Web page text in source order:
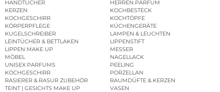
HANDTÜCHER
HERREN PARFUM
KERZEN
KOCHBESTECK
KOCHGESCHIRR
KOCHTÖPFE
KÖRPERPFLEGE
KÜCHENGERÄTE
KUGELSCHREIBER
LAMPEN & LEUCHTEN
LEINTÜCHER & BETTLAKEN
LIPPENSTIFT
LIPPEN MAKE UP
MESSER
MÖBEL
NAGELLACK
UNISEX PARFUMS
PEELING
KOCHGESCHIRR
PORZELLAN
RASIERER & RASUR ZUBEHÖR
RAUMDÜFTE & KERZEN
TEINT | GESICHTS MAKE UP
VASEN